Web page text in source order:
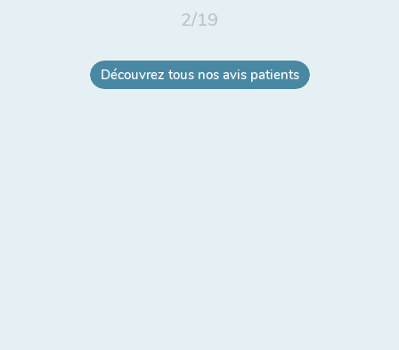
2/19
Découvrez tous nos avis patients